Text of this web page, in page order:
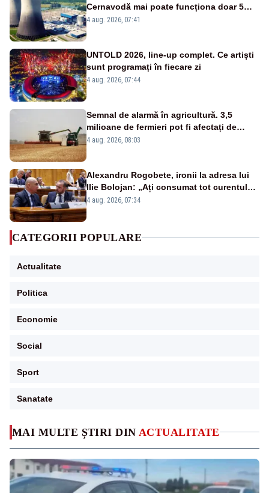
MAI MULTE ȘTIRI DIN ACTUALITATE
Cernavodă mai poate funcționa doar 5
zile
4 aug. 2026, 07:41
UNTOLD 2026, line-up complet. Ce artiști
sunt programați în fiecare zi
4 aug. 2026, 07:44
Semnal de alarmă în agricultură. 3,5
milioane de fermieri pot fi afectați de
strategia pentru conservarea
4 aug. 2026, 08:03
Alexandru Rogobete, ironii la adresa lui
Ilie Bolojan: „Ați consumat tot curentul
urmărind șobolani imaginari”
4 aug. 2026, 07:34
CATEGORII POPULARE
Actualitate
Politica
Economie
Social
Sport
Sanatate